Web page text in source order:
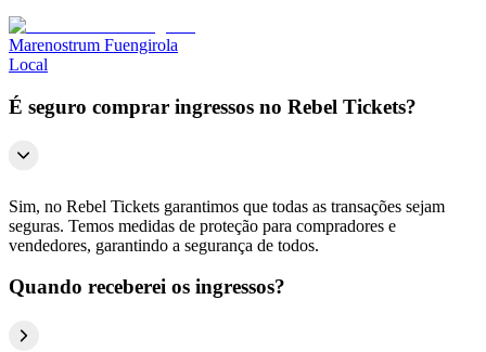
Marenostrum Fuengirola
Local
É seguro comprar ingressos no Rebel Tickets?
Sim, no Rebel Tickets garantimos que todas as transações sejam
seguras. Temos medidas de proteção para compradores e
vendedores, garantindo a segurança de todos.
Quando receberei os ingressos?